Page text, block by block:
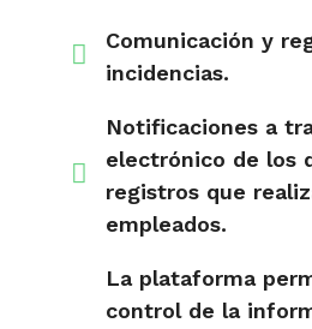
Comunicación y
incidencias.
Notificaciones a
electrónico de los
registros que
empleados.
La plataforma
control de la